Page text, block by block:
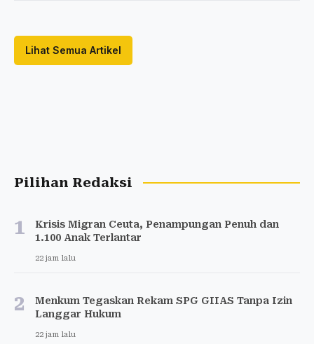
Lihat Semua Artikel
Pilihan Redaksi
1
Krisis Migran Ceuta, Penampungan Penuh dan
1.100 Anak Terlantar
22 jam lalu
2
Menkum Tegaskan Rekam SPG GIIAS Tanpa Izin
Langgar Hukum
22 jam lalu